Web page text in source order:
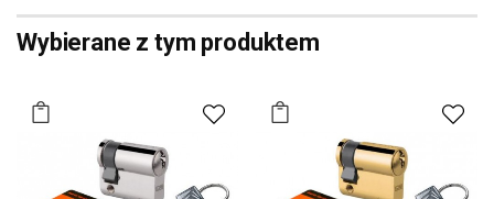
Wybierane z tym produktem